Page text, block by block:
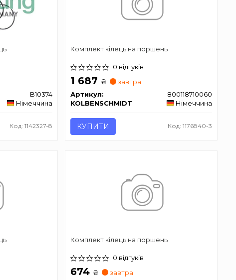
B10374
Німеччина
Код: 1142327-8
Комплект кілець на поршень
0 відгуків
1 687 ₴
завтра
Артикул:
800118710060
KOLBENSCHMIDT
Німеччина
КУПИТИ Код: 1176840-3
Комплект кілець на поршень
0 відгуків
674 ₴
завтра